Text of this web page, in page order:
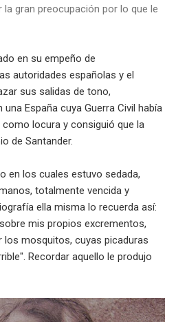
gran preocupación por lo que le
en su empeño de
autoridades españolas y el
sus salidas de tono,
España cuya Guerra Civil había
como locura y consiguió que la
de Santander.
en los cuales estuvo sedada,
totalmente vencida y
ella misma lo recuerda así:
mis propios excrementos,
los mosquitos, cuyas picaduras
. Recordar aquello le produjo